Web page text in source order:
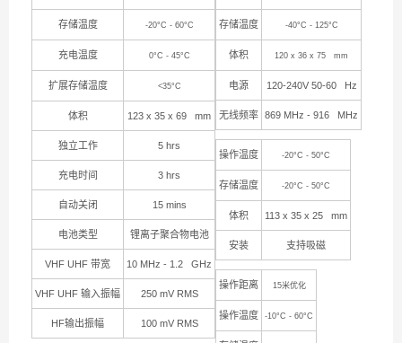
存储温度 -20°C - 60°C
充电温度 0°C - 45°C
扩展存储温度 <35°C
体积 123 x 35 x 69 mm
独立工作 5 hrs
充电时间 3 hrs
自动关闭 15 mins
电池类型 锂离子聚合物电池
VHF UHF 带宽 10 MHz - 1.2 GHz
VHF UHF 输入振幅 250 mV RMS
HF输出振幅 100 mV RMS
存储温度 -40°C - 125°C
体积 120 x 36 x 75 mm
电源 120-240V 50-60 Hz
无线频率 869 MHz - 916 MHz
操作温度 -20°C - 50°C
存储温度 -20°C - 50°C
体积 113 x 35 x 25 mm
安装 支持吸磁
操作距离 15米优化
操作温度 -10°C - 60°C